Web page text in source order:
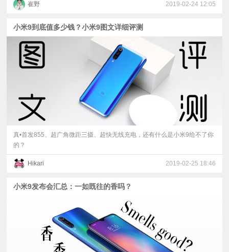
崔野 2019-02-24 12:05
小米9到底值多少钱？小米9图文详细评测
真•首发855、超广角微距三摄、超快无线充电，还有什么是小米9给不了你
的？
Hikari 2019-02-25 18:46
小米9发布会汇总：一如既往的香吗？